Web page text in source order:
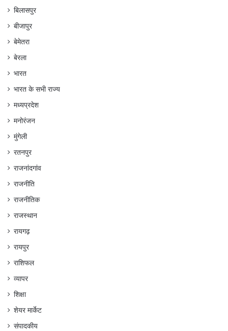
बिलासपुर
बीजापुर
बेमेतरा
बेरला
भारत
भारत के सभी राज्य
मध्यप्रदेश
मनोरंजन
मुंगेली
रतनपुर
राजनांदगांव
राजनीति
राजनीतिक
राजस्थान
रायगढ़
रायपुर
राशिफल
व्यापर
शिक्षा
शेयर मार्केट
संपादकीय